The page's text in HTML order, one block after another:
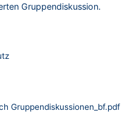
Gruppendiskussion.
Gruppendiskussionen_bf.pdf